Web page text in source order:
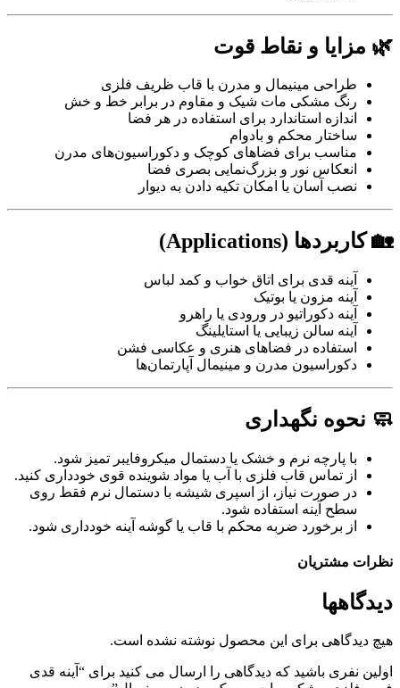
🌿 مزایا و نقاط قوت
طراحی مینیمال و مدرن با قاب ظریف فلزی
رنگ مشکی مات شیک و مقاوم در برابر خط و خش
اندازه استاندارد برای استفاده در هر فضا
ساختار محکم و بادوام
مناسب برای فضاهای کوچک و دکوراسیون‌های مدرن
انعکاس نور و بزرگ‌نمایی بصری فضا
نصب آسان یا امکان تکیه دادن به دیوار
🏡 کاربردها (Applications)
آینه قدی برای اتاق خواب و کمد لباس
آینه مزون یا بوتیک
آینه دکوراتیو در ورودی یا راهرو
آینه سالن زیبایی یا استایلینگ
استفاده در فضاهای هنری و عکاسی فشن
دکوراسیون مدرن و مینیمال آپارتمان‌ها
🧼 نحوه نگهداری
با پارچه نرم و خشک یا دستمال میکروفایبر تمیز شود.
از تماس قاب فلزی با آب یا مواد شوینده قوی خودداری کنید.
در صورت نیاز، از اسپری شیشه با دستمال نرم فقط روی
سطح آینه استفاده شود.
از برخورد ضربه محکم با قاب یا گوشه آینه خودداری شود.
نظرات مشتریان
دیدگاهها
هیچ دیدگاهی برای این محصول نوشته نشده است.
اولین نفری باشید که دیدگاهی را ارسال می کنید برای “آینه قدی